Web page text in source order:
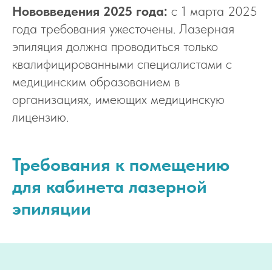
Нововведения 2025 года: с 1 марта 2025
года требования ужесточены. Лазерная
эпиляция должна проводиться только
квалифицированными специалистами с
медицинским образованием в
организациях, имеющих медицинскую
лицензию.
Требования к помещению
для кабинета лазерной
эпиляции